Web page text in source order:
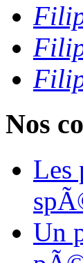
Nos
Les
Un